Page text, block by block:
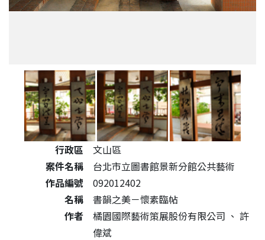
公共藝術作品詳細資料
行政區
文山區
案件名稱
台北市立圖書館景新分館公共藝術
作品編號
092012402
名稱
書韻之美－懷素臨帖
作者
橘園國際藝術策展股份有限公司 、 許
偉斌